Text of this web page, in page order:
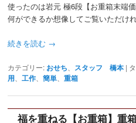
使ったのは岩元 極6段【お重箱末端価
何ができるか想像してご覧いただけ
続きを読む →
カテゴリー: おせち スタッフ 橋本 |
用 、工作 、簡単 、重箱
福を重ねる【お重箱】重